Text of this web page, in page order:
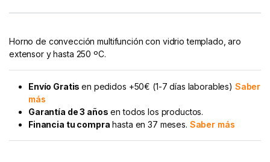
Horno de convección multifunción con vidrio templado, aro
extensor y hasta 250 ºC.
Envío Gratisen pedidos +50€ (1-7 días laborables) Saber
más
Garantía de 3 años en todos los productos.
Financia tu compra hasta en 37 meses. Saber más